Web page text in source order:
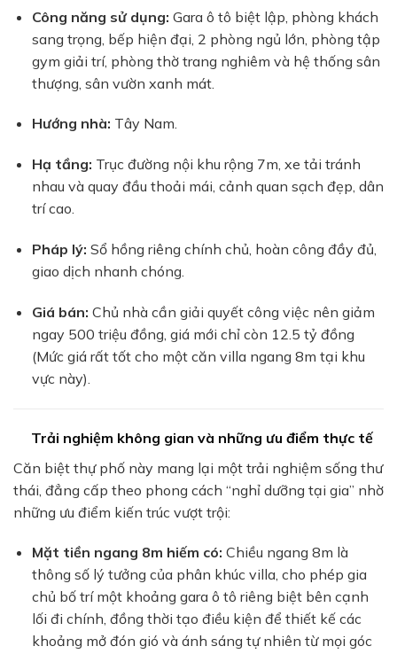
Công năng sử dụng: Gara ô tô biệt lập, phòng khách
sang trọng, bếp hiện đại, 2 phòng ngủ lớn, phòng tập
gym giải trí, phòng thờ trang nghiêm và hệ thống sân
thượng, sân vườn xanh mát.
Hướng nhà: Tây Nam.
Hạ tầng: Trục đường nội khu rộng 7m, xe tải tránh
nhau và quay đầu thoải mái, cảnh quan sạch đẹp, dân
trí cao.
Pháp lý: Sổ hồng riêng chính chủ, hoàn công đầy đủ,
giao dịch nhanh chóng.
Giá bán: Chủ nhà cần giải quyết công việc nên giảm
ngay 500 triệu đồng, giá mới chỉ còn 12.5 tỷ đồng
(Mức giá rất tốt cho một căn villa ngang 8m tại khu
vực này).
Trải nghiệm không gian và những ưu điểm thực tế
Căn biệt thự phố này mang lại một trải nghiệm sống thư
thái, đẳng cấp theo phong cách “nghỉ dưỡng tại gia” nhờ
những ưu điểm kiến trúc vượt trội:
Mặt tiền ngang 8m hiếm có: Chiều ngang 8m là
thông số lý tưởng của phân khúc villa, cho phép gia
chủ bố trí một khoảng gara ô tô riêng biệt bên cạnh
lối đi chính, đồng thời tạo điều kiện để thiết kế các
khoảng mở đón gió và ánh sáng tự nhiên từ mọi góc